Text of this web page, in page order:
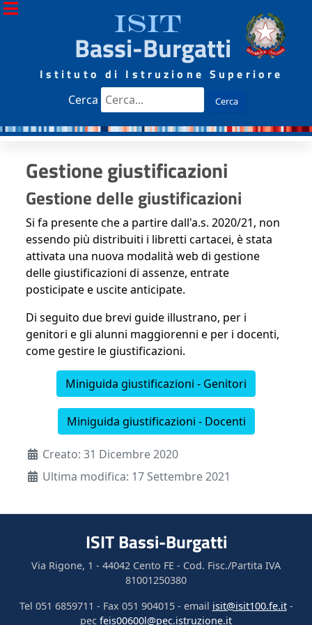
ISIT
Bassi-Burgatti
Istituto di Istruzione Superiore
Cerca Cerca
Gestione giustificazioni
Gestione delle giustificazioni
Si fa presente che a partire dall'a.s. 2020/21, non
essendo più distribuiti i libretti cartacei, è stata
attivata una nuova modalità web di gestione
delle giustificazioni di assenze, entrate
posticipate e uscite anticipate.
Di seguito due brevi guide illustrano, per i
genitori e gli alunni maggiorenni e per i docenti,
come gestire le giustificazioni.
Miniguida giustificazioni - Genitori
Miniguida giustificazioni - Docenti
Dettagli
Creato: 31 Dicembre 2020
Ultima modifica: 17 Settembre 2021
ISIT Bassi-Burgatti
Via Rigone, 1 - 44042 Cento FE - Cod. Fisc./Partita IVA
81001250380
Tel 051 6859711 - Fax 051 904015 - email isit@isit100.fe.it-
pec feis00600l@pec.istruzione.it